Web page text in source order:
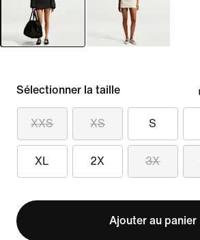
Sélectionner la taille
XXS XS S
XL 2X 3X
Ajouter au panier